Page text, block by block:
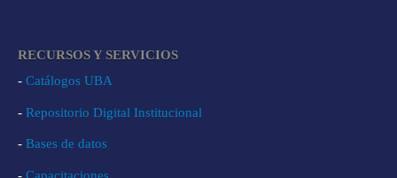
RECURSOS Y SERVICIOS
- Catálogos UBA
- Repositorio Digital Institucional
- Bases de datos
- Capacitaciones